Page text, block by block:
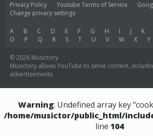
Privacy Policy Youtube Terms of Service
Change privacy settings
A B C D E F G H I J K
O
P Q R S T U V W X Y
© 2026 Musictory
Musictory allows YouTube to serve content,
advertisements
Warning: Undefined array key
/home/musictor/public_html/
line 104